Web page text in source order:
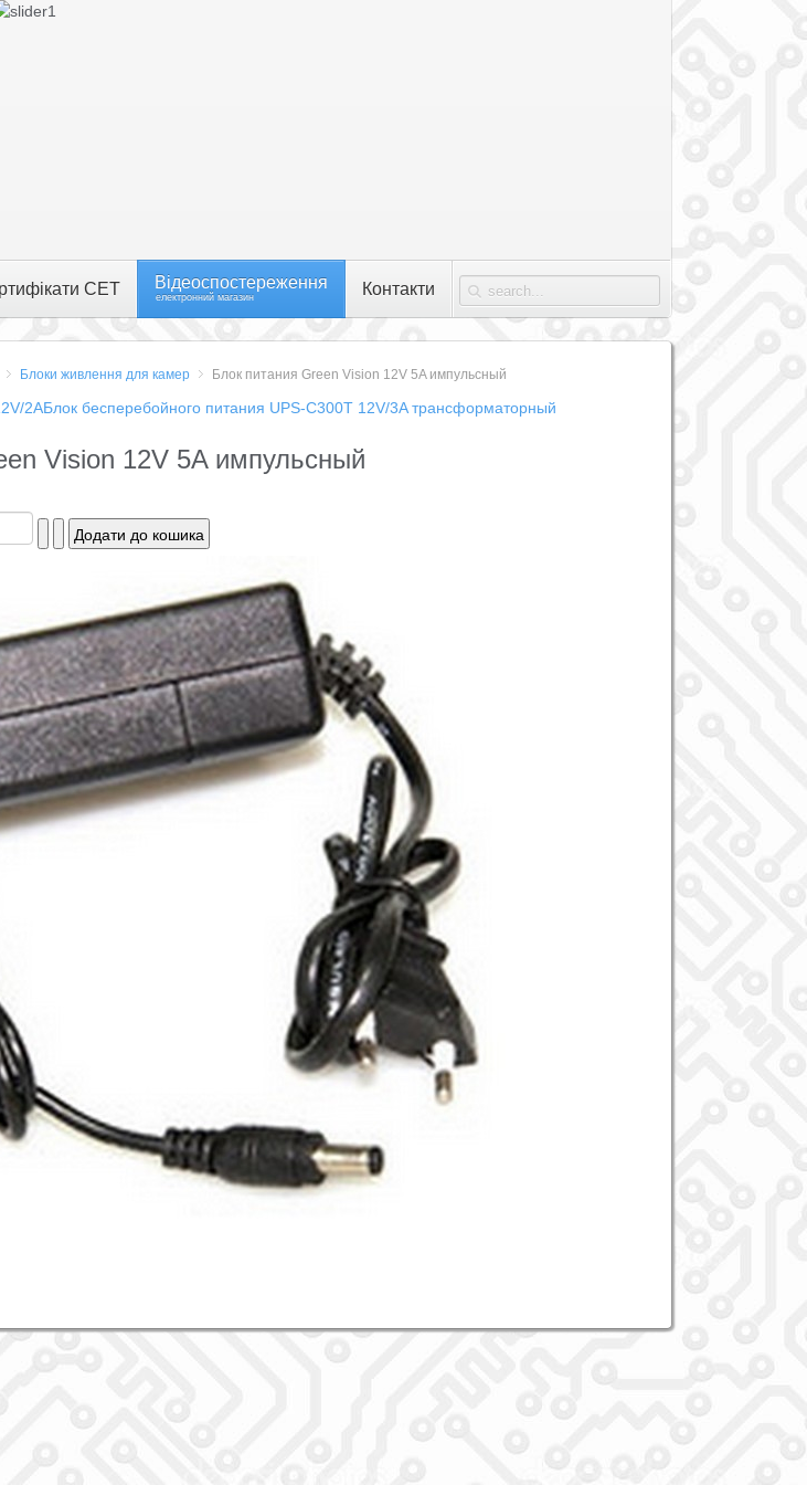
СЕТ Відеоспостереження
електронний магазин Контакти
Блоки живлення для камер Блок питания Green Vision 12V 5A импульсный
2АБлок бесперебойного питания UPS-C300T 12V/3A трансформаторный
Vision 12V 5A импульсный